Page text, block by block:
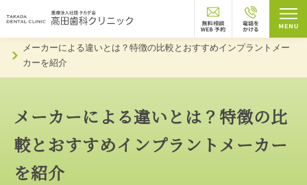
メーカーによる違いとは？特徴の比較とおすすめインプラントメー
カーを紹介
メーカーによる違いとは？特徴の比
較とおすすめインプラントメーカー
を紹介